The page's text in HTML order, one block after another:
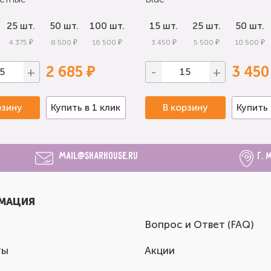
25 шт.
4 375 ₽
50 шт.
8 500 ₽
100 шт.
16 500 ₽
+ 2 685 ₽
Купить в 1 клик
15 шт.
3 450 ₽
25 шт.
5 500 ₽
50 шт.
10 500 ₽
- + 3
В корзину Купить
mail@sharhouse.ru г.
Вопрос и Ответ (FAQ)
Акции